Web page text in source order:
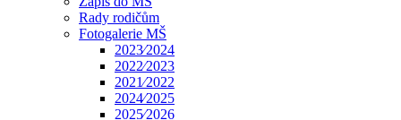
Rady rodičům
Fotogalerie MŠ
2023⁄2024
2022⁄2023
2021⁄2022
2024⁄2025
2025⁄2026